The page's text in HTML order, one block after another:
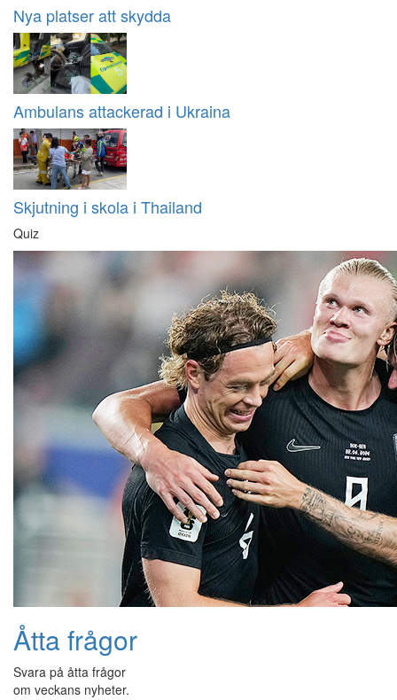
Nya platser att skydda
Ambulans attackerad i Ukraina
Skjutning i skola i Thailand
Quiz
Åtta frågor
Svara på åtta frågor
om veckans nyheter.